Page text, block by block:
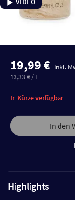
19,99 € inkl.
13,33 € / L
In den
In Kürze verfügbar
Highlights